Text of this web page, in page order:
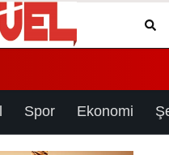
Spor Ekonomi